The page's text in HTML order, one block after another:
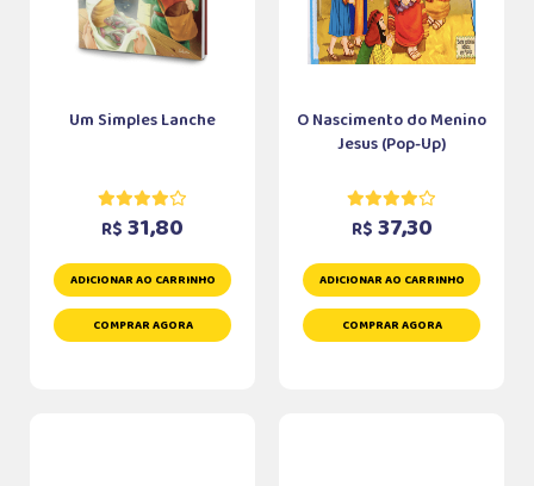
Um Simples Lanche
R$ 31,80
ADICIONAR AO CARRINHO
COMPRAR AGORA
O Nascimento do Menino
Jesus (Pop-Up)
R$ 37,30
ADICIONAR AO CARRINHO
COMPRAR AGORA